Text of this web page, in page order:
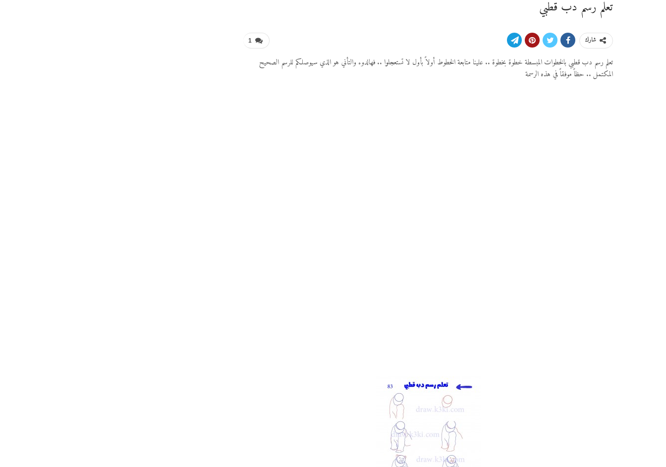
تعلم رسم دب قطبي
1 شارك
تعلم رسم دب قطبي بالخطوات المبسطة خطوة بخطوة .. علينا متابعة الخطوط أولاً بأول لا تستعجلوا .. فهالدوء والتأني هو الذي سيوصلكم للرسم الصحيح
المكتمل .. حظاً موفقاً في هذه الرسمة